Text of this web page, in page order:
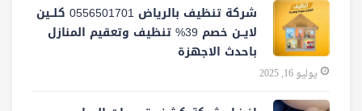
شركة تنظيف بالرياض 0556501701 كلــين
لايــن خصم 39% تنظيف وتعقيم المنازل
باحدث الاجهزة
يوليو 16, 2025